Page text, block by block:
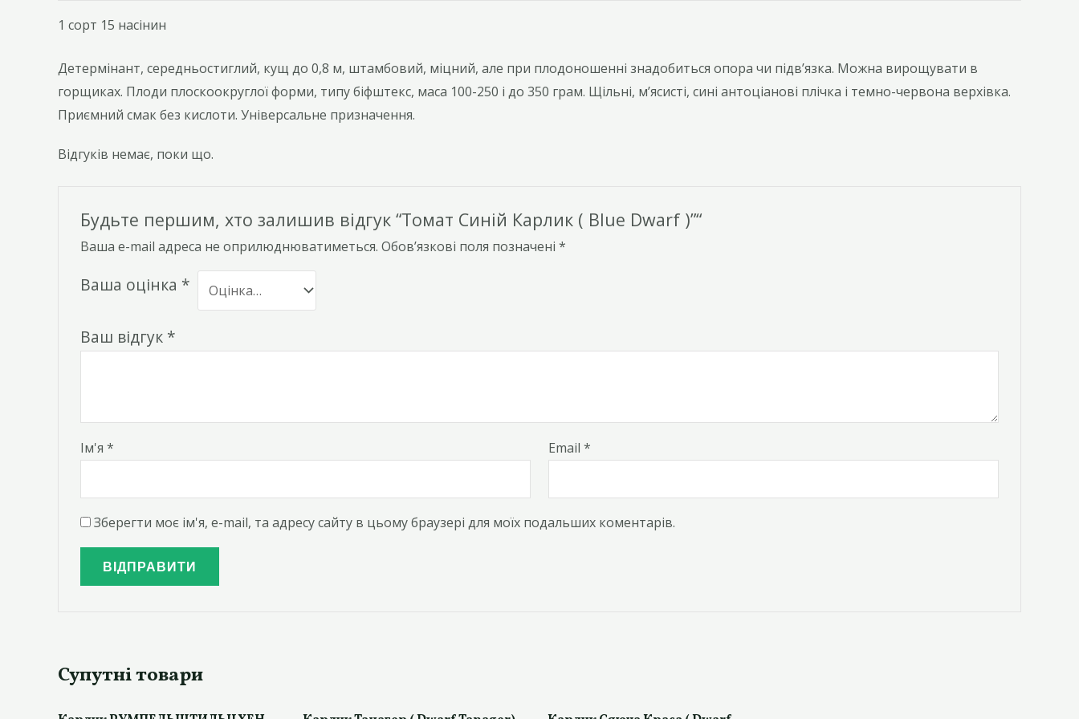
1 сорт 15 насінин
Детермінант, середньостиглий, кущ до 0,8 м, штамбовий, міцний, але при плодоношенні знадобиться опора чи підвʼязка. Можна вирощувати в
горщиках. Плоди плоскоокруглої форми, типу біфштекс, маса 100-250 і до 350 грам. Щільні, м’ясисті, сині антоціанові плічка і темно-червона верхівка.
Приємний смак без кислоти. Універсальне призначення.
Відгуків немає, поки що.
Будьте першим, хто залишив відгук “Томат Синій Карлик ( Blue Dwarf )”“
Ваша e-mail адреса не оприлюднюватиметься. Обов’язкові поля позначені *
Ваша оцінка *
Ваш відгук *
Ім'я * Email*
Зберегти моє ім'я, e-mail, та адресу сайту в цьому браузері для моїх подальших коментарів.
Супутні товари